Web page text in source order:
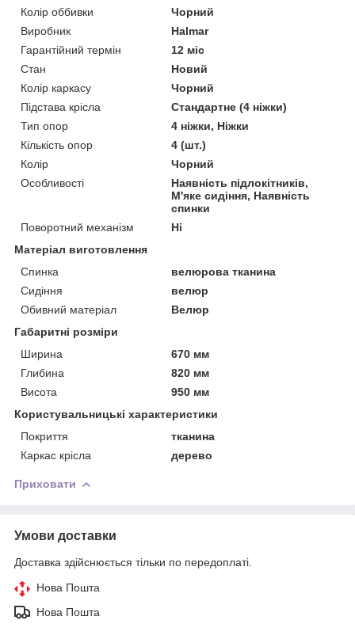
Колір оббивки
Чорний
Виробник
Halmar
Гарантійний термін
12 міс
Стан
Новий
Колір каркасу
Чорний
Підстава крісла
Стандартне (4 ніжки)
Тип опор
4 ніжки, Ніжки
Кількість опор
4 (шт.)
Колір
Чорний
Особливості
Наявність підлокітників,
М'яке сидіння, Наявність
спинки
Поворотний механізм
Ні
Матеріал виготовлення
Спинка
велюрова тканина
Сидіння
велюр
Обивний матеріал
Велюр
Габаритні розміри
Ширина
670 мм
Глибина
820 мм
Висота
950 мм
Користувальницькі характеристики
Покриття
тканина
Каркас крісла
дерево
Приховати
Умови доставки
Доставка здійснюється тільки по передоплаті.
Нова Пошта
Нова Пошта